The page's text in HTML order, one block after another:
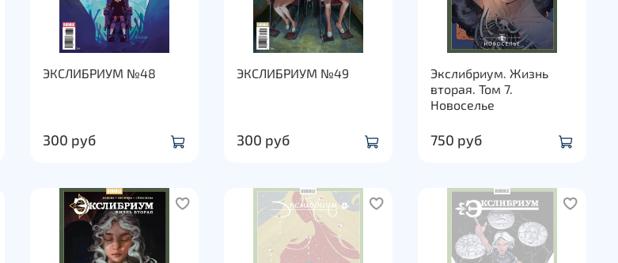
ЭКСЛИБРИУМ №48
300 руб
ЭКСЛИБРИУМ №49
300 руб
Экслибриум. Жизнь
вторая. Том 7.
Новоселье
750 руб